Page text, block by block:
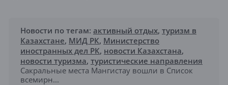
Новости по тегам: активный отдых, туризм в
Казахстане, МИД РК, Министерство
иностранных дел РК, новости Казахстана,
новости туризма, туристические направления
Сакральные места Мангистау вошли в Список
всемирн...